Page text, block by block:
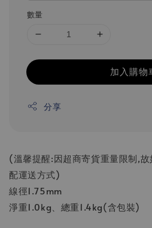
數量
加入購物
分享
(溫馨提醒:因超商寄貨重量限制,
配運送方式)
線徑1.75mm
淨重1.0kg、總重1.4kg(含包裝)